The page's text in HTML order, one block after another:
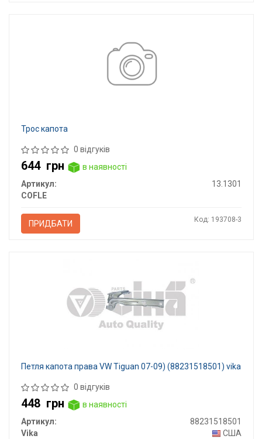
Трос капота
0 відгуків
644 грн
в наявності
Артикул:
13.1301
COFLE
ПРИДБАТИ Код: 193708-3
Петля капота права VW Tiguan 07-09) (88231518501) vika
0 відгуків
448 грн
в наявності
Артикул:
88231518501
Vika
США